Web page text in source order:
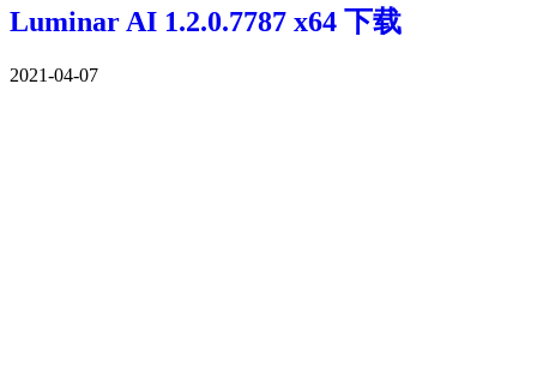
Luminar AI 1.2.0.7787 x64 下载
2021-04-07